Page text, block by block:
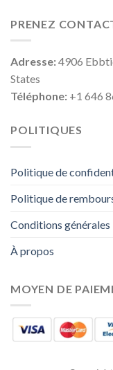
PRENEZ
Adresse:4906
States
Téléphone: +1 646
POLITIQUES
Politique de
Politique de
Conditions générales
À propos
MOYEN DE